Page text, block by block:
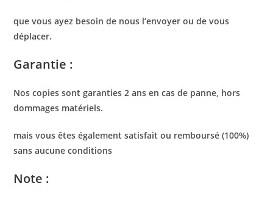
que vous ayez besoin de nous l’envoyer ou de vous
déplacer.
Garantie :
Nos copies sont garanties 2 ans en cas de panne, hors
dommages matériels.
mais vous êtes également satisfait ou remboursé (100%)
sans aucune conditions
Note :